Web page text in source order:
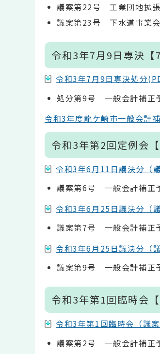
議案第22号 工業団地拡張
議案第23号 下水道事業会
令和3年7月9日専決【7
令和3年7月9日専決処分
処分第9号 一般会計補正
令和3年度龍ケ崎市一般会計
令和3年第2回定例会【
令和3年6月11日議決分（
議案第6号 一般会計補正
令和3年6月25日議決分（
議案第7号 一般会計補正
令和3年6月25日議決分（
議案第9号 一般会計補正
令和3年第1回臨時会【
令和3年第1回臨時会（議
議案第2号 一般会計補正